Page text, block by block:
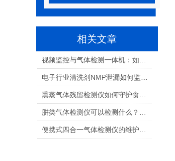
相关文章